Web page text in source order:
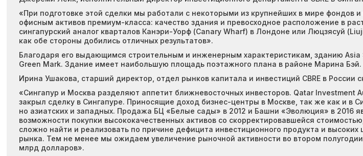
«При подготовке этой сделки мы работали с некоторыми из крупнейших в мире фондов
офисным активов премиум-класса: качество здания и превосходное расположение в
сингапурский аналог кварталов Канэри-Уорф (Canary Wharf) в Лондоне или Люцзясуй
как обе стороны добились отличных результатов».
Благодаря его выдающимся строительным и инженерным характеристикам, зданию Asia
Green Mark. Здание имеет наибольшую площадь поэтажного плана в районе Марина
Ирина Ушакова, старший директор, отдел рынков капитала и инвестиций CBRE в России
«Сингапур и Москва разделяют аппетит ближневосточных инвесторов. Qatar
закрыл сделку в Сингапуре. Приносящие доход бизнес-центры в Москве, так же как и в
но азиатских и западных. Продажа БЦ «Белые сады» в 2012 и Башни «Эволюция» в
возможности покупки высококачественных активов со скорректировавшейся
сложно найти и реализовать по причине дефицита инвестиционного продукта и
рынка. Тем не менее мы ожидаем увеличение рыночной активности во втором
млрд долларов».